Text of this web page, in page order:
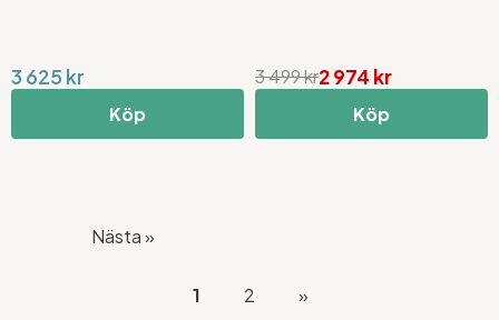
3 625 kr
Köp
2 974 kr
3 499 kr
Köp
Nästa »
1 2 »